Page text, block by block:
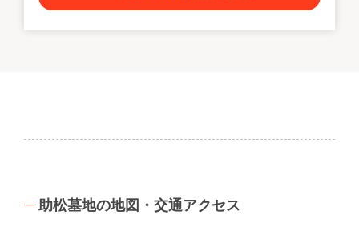
助松墓地の地図・交通アクセス